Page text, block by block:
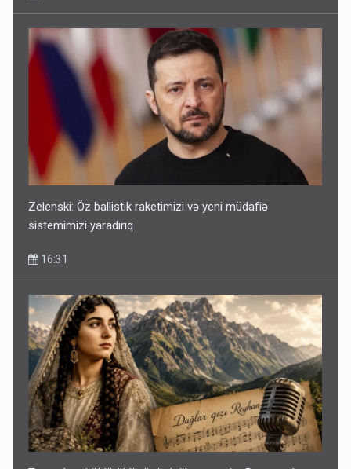
Zelenski: Öz ballistik raketimizi və yeni müdafiə
sistemimizi yaradırıq
16:31